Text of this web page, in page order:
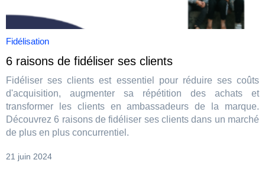
Fidélisation
6 raisons de fidéliser ses clients
Fidéliser ses clients est essentiel pour réduire ses coûts
d'acquisition, augmenter sa répétition des achats et
transformer les clients en ambassadeurs de la marque.
Découvrez 6 raisons de fidéliser ses clients dans un marché
de plus en plus concurrentiel.
21 juin 2024